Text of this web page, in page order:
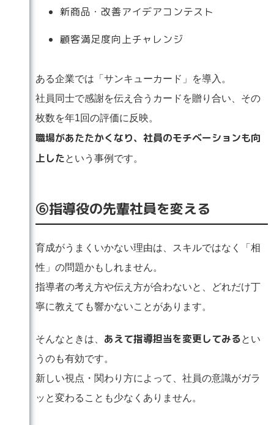
新商品・改善アイデアコンテスト
顧客満足度向上チャレンジ
ある企業では「サンキューカード」を導入。
社員同士で感謝を伝え合うカードを贈り合い、その
枚数を年1回の評価に反映。
職場があたたかくなり、社員のモチベーションも向
上したという事例です。
⑥指導役の先輩社員を変える
育成がうまくいかない理由は、スキルではなく「相
性」の問題かもしれません。
指導者の考え方や伝え方が合わないと、どれだけ丁
寧に教えても響かないことがあります。
そんなときは、 あえて指導担当を変更してみるとい
うのも有効です。
新しい視点・関わり方によって、社員の意識がガラ
ッと変わることも少なくありません。